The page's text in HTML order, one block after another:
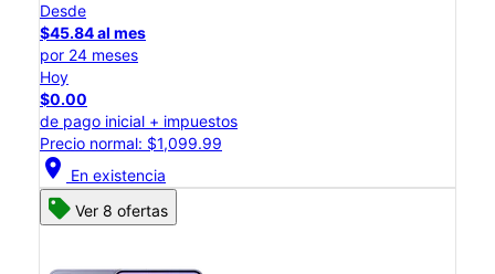
Desde
$45.84 al mes
por 24 meses
Hoy
$0.00
de pago inicial + impuestos
Precio normal: $1,099.99
location_on En existencia
Ver 8 ofertas